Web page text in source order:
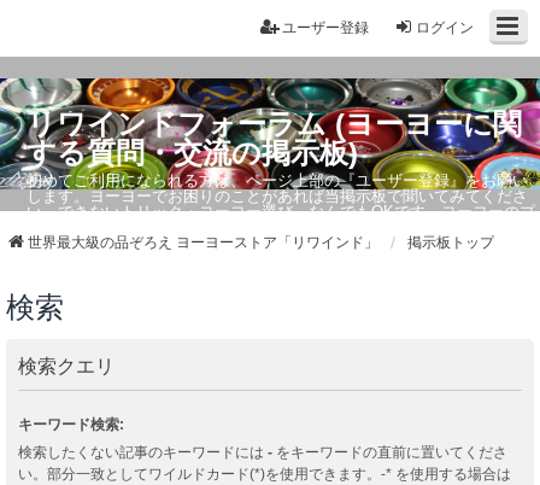
ログイン
ユーザー登録
リワインドフォーラム (ヨーヨーに関
する質問・交流の掲示板)
初めてご利用になられる方は、ページ上部の『ユーザー登録』をお願い
します。ヨーヨーでお困りのことがあれば当掲示板で聞いてみてくださ
い。できないトリック・ヨーヨー選び、なんでもOKです。ヨーヨーのプ
世界最大級の品ぞろえ ヨーヨーストア「リワインド」 掲示板トップ
検索
検索クエリ
キーワード検索:
検索したくない記事のキーワードには - をキーワードの直前に置いてくださ
い。部分一致としてワイルドカード(*)を使用できます。-* を使用する場合は